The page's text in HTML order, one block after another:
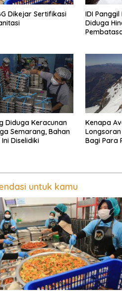
Dikejar Sertifikasi
IDI
Diduga
Diduga Keracunan
Semarang, Bahan
Diselidiki
Kenapa
Bagi Para
untuk kamu